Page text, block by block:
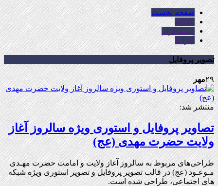
صفحه نخست
تلگرام
اینستاگرام
آپارات
تصویر پروفایل
۲۹مهر
منتشر شد:
تصاویر پروفایل و استوری ویژه سالروز آغاز
ولایت حضرت مهدی (عج)
طراحی‌های مربوط به سالروز آغاز ولایت و امامت حضرت مهـدی
مـوعـود (عج) در قالب تصویر پروفایل و تصویر استوری ویژه شبکه
های اجتماعی، طراحی شده است.